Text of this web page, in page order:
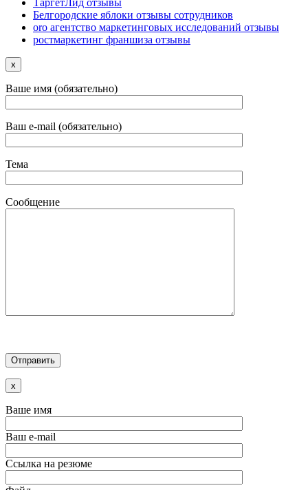
ТаргетЛид отзывы
Белгородские яблоки отзывы сотрудников
oro агентство маркетинговых исследований отзывы
ростмаркетинг франшиза отзывы
x
Ваше имя (обязательно)
Ваш e-mail (обязательно)
Тема
Сообщение
x
Ваше имя
Ваш e-mail
Ссылка на резюме